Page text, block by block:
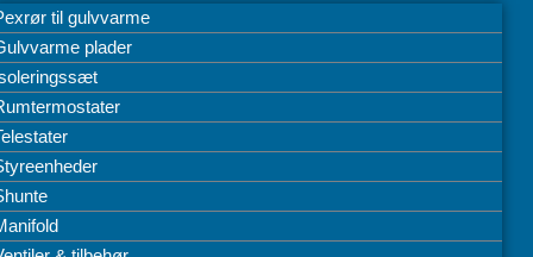
til gulvvarme
plader